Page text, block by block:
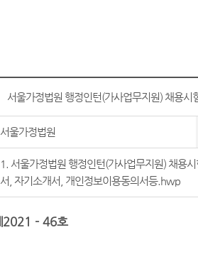
서울가정법원 행정인턴(가사업무지원) 채용시
서울가정법원
1. 서울가정법원 행정인턴(가사업무지원) 채용
서, 자기소개서, 개인정보이용동의서등.hwp
2021 - 46호